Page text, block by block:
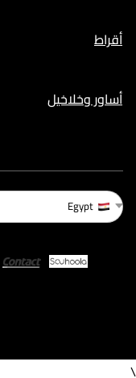
أقراط
أساور وخلاخيل
Egypt
\